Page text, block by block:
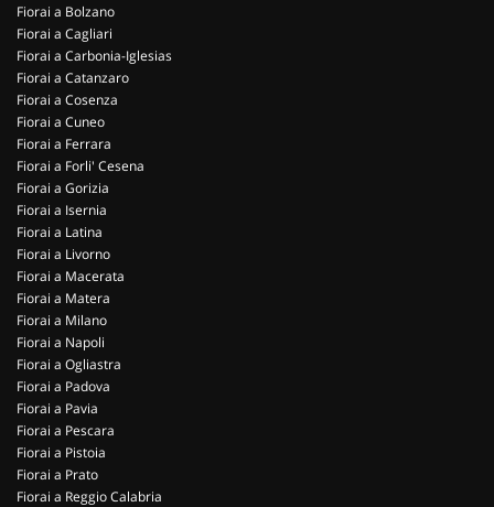
Fiorai a Bolzano
Fiorai a Cagliari
Fiorai a Carbonia-Iglesias
Fiorai a Catanzaro
Fiorai a Cosenza
Fiorai a Cuneo
Fiorai a Ferrara
Fiorai a Forli' Cesena
Fiorai a Gorizia
Fiorai a Isernia
Fiorai a Latina
Fiorai a Livorno
Fiorai a Macerata
Fiorai a Matera
Fiorai a Milano
Fiorai a Napoli
Fiorai a Ogliastra
Fiorai a Padova
Fiorai a Pavia
Fiorai a Pescara
Fiorai a Pistoia
Fiorai a Prato
Fiorai a Reggio Calabria